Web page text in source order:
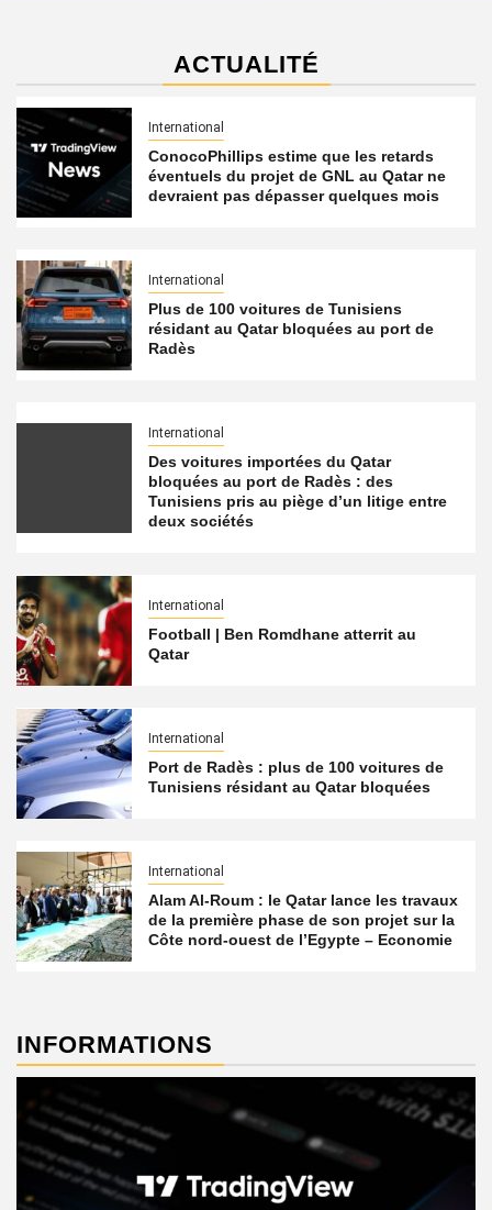
ACTUALITÉ
International
ConocoPhillips estime que les retards
éventuels du projet de GNL au Qatar ne
devraient pas dépasser quelques mois
International
Plus de 100 voitures de Tunisiens
résidant au Qatar bloquées au port de
Radès
International
Des voitures importées du Qatar
bloquées au port de Radès : des
Tunisiens pris au piège d’un litige entre
deux sociétés
International
Football | Ben Romdhane atterrit au
Qatar
International
Port de Radès : plus de 100 voitures de
Tunisiens résidant au Qatar bloquées
International
Alam Al-Roum : le Qatar lance les travaux
de la première phase de son projet sur la
Côte nord-ouest de l’Egypte – Economie
INFORMATIONS